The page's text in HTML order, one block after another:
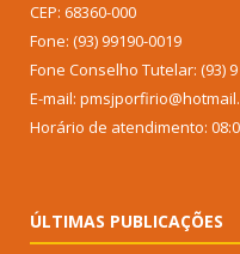
CEP: 68360-000
Fone: (93) 99190-0019
Fone Conselho Tutelar: (93)
E-mail:
Horário de atendimento:
ÚLTIMAS PUBLICAÇÕES